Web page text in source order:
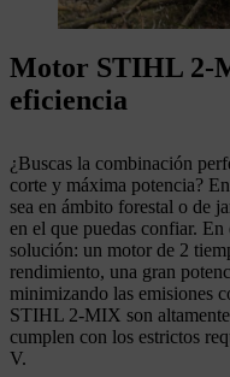
Motor STIHL 2-
eficiencia
¿Buscas la combinación
corte y máxima potencia?
sea en ámbito forestal o de
en el que puedas confiar.
solución: un motor de 2
rendimiento, una gran
minimizando las emisiones
STIHL 2-MIX son
cumplen con los estrictos
V.